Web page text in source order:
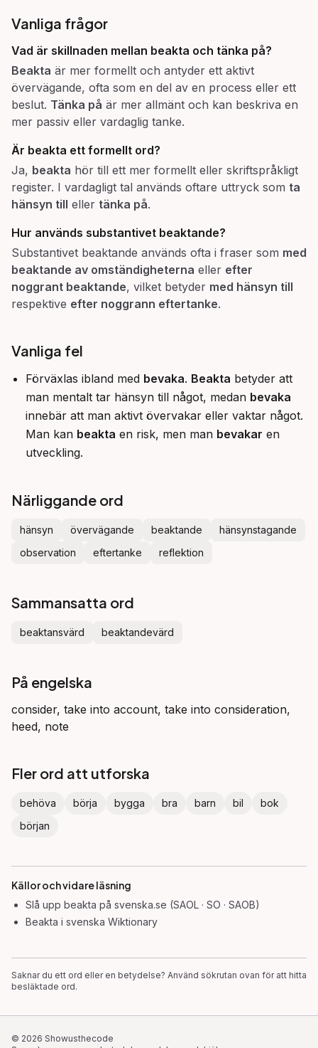
Vanliga frågor
Vad är skillnaden mellan beakta och tänka på?
Beakta är mer formellt och antyder ett aktivt
övervägande, ofta som en del av en process eller ett
beslut. Tänka på är mer allmänt och kan beskriva en
mer passiv eller vardaglig tanke.
Är beakta ett formellt ord?
Ja, beakta hör till ett mer formellt eller skriftspråkligt
register. I vardagligt tal används oftare uttryck som ta
hänsyn till eller tänka på.
Hur används substantivet beaktande?
Substantivet beaktande används ofta i fraser som med
beaktande av omständigheterna eller efter
noggrant beaktande, vilket betyder med hänsyn till
respektive efter noggrann eftertanke.
Vanliga fel
Förväxlas ibland med bevaka. Beakta betyder att
man mentalt tar hänsyn till något, medan bevaka
innebär att man aktivt övervakar eller vaktar något.
Man kan beakta en risk, men man bevakar en
utveckling.
Närliggande ord
hänsyn övervägande beaktande
hänsynstagande
observation
eftertanke reflektion
Sammansatta ord
beaktansvärd beaktandevärd
På engelska
consider, take into account, take into consideration,
heed, note
Fler ord att utforska
behöva börja bygga bra barn bil
bok
början
Källor och vidare läsning
Slå upp beakta på svenska.se (SAOL · SO · SAOB)
Beakta i svenska Wiktionary
Saknar du ett ord eller en betydelse? Använd sökrutan ovan för att hitta
besläktade ord.
© 2026 Showusthecode